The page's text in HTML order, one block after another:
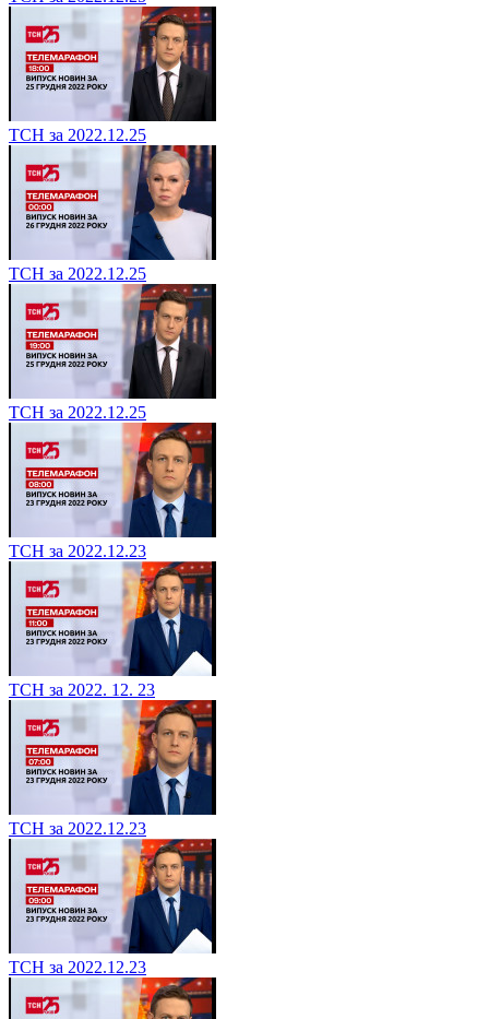
ТСН за 2022.12.25
ТСН за 2022.12.25
ТСН за 2022.12.25
ТСН за 2022.12.23
ТСН за 2022. 12. 23
ТСН за 2022.12.23
ТСН за 2022.12.23